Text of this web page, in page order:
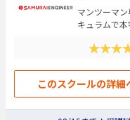
マンツーマ
キュラムで本
このスクールの詳細